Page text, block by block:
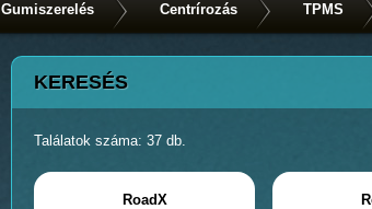
Gumiszerelés Centrírozás TPMS
KERESÉS
Találatok száma: 37 db.
RoadX